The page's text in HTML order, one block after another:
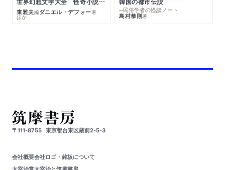
東雅夫編ダニエル・デフォー著
ほか
─民俗学者の怪談ノート
島村恭則著
〒111-8755 東京都台東区蔵前2-5-3
会社概要会社ロゴ・銘板について